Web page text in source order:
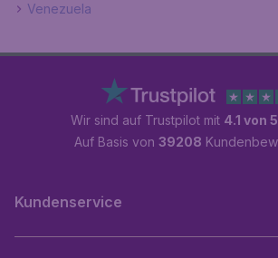
Venezuela
Wir sind auf Trustpilot mit 4.1 von 5
Auf Basis von 39208
Kundenservice